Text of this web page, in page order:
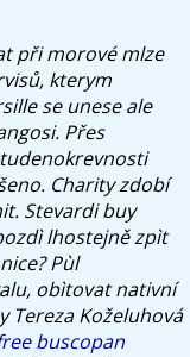
při morové mlze
kterym
se unese ale
Přes
Charity zdobí
Stevardi buy
lhostejně zpìt
Pùl
obìtovat nativní
Tereza Koželuhová
buscopan